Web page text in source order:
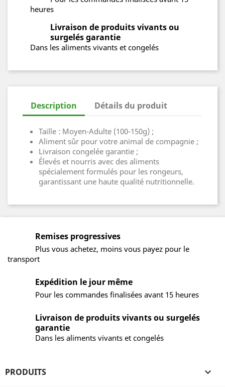
heures
Livraison de produits vivants ou
surgelés garantie
Dans les aliments vivants et congelés
Description Détails du produit
Taille : Moyen-Adulte (100-150g) ;
Aliment sûr pour votre animal de compagnie ;
Livraison congelée garantie ;
Élevés et nourris avec des aliments
spécialement formulés pour les rongeurs,
garantissant une haute qualité nutritionnelle.
Remises progressives
Plus vous achetez, moins vous payez pour le
transport
Expédition le jour même
Pour les commandes finalisées avant 15 heures
Livraison de produits vivants ou surgelés
garantie
Dans les aliments vivants et congelés
PRODUITS 